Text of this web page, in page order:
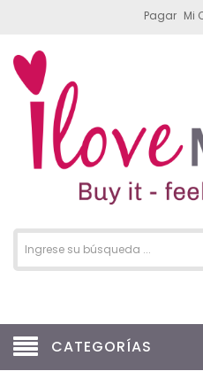
Pagar Mi
CATEGORÍAS